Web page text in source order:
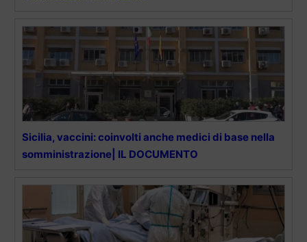
Sicilia, vaccini: coinvolti anche medici di base nella
somministrazione| IL DOCUMENTO